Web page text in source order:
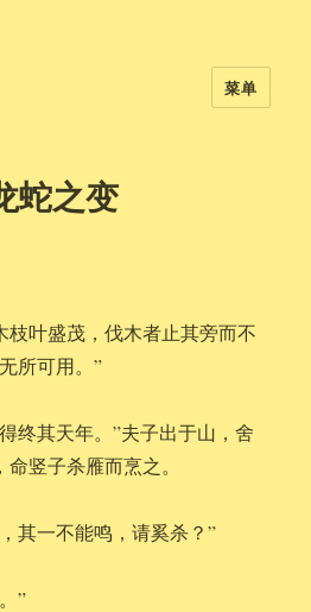
菜单
蛇之变
枝叶盛茂，伐木者止其旁而不
所可用。”
终其天年。”夫子出于山，舍
竖子杀雁而烹之。
其一不能鸣，请奚杀？”
”